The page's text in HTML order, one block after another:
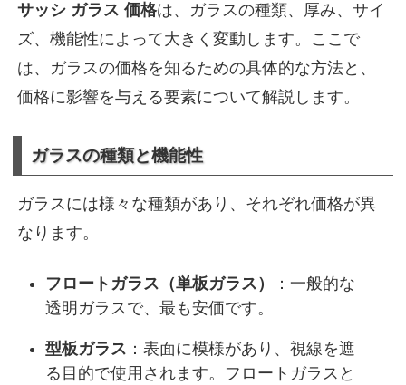
サッシ ガラス 価格は、ガラスの種類、厚み、サイ
ズ、機能性によって大きく変動します。ここで
は、ガラスの価格を知るための具体的な方法と、
価格に影響を与える要素について解説します。
ガラスの種類と機能性
ガラスには様々な種類があり、それぞれ価格が異
なります。
フロートガラス（単板ガラス）
：一般的な
透明ガラスで、最も安価です。
型板ガラス ：表面に模様があり、視線を遮
る目的で使用されます。フロートガラスと